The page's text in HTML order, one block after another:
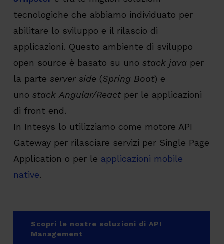
tecnologiche che abbiamo individuato per
abilitare lo sviluppo e il rilascio di
applicazioni. Questo ambiente di sviluppo
open source è basato su uno stack javaper
la parte server side (Spring Boot) e
uno stack Angular/React per le applicazioni
di front end.
In Intesys lo utilizziamo come motore API
Gateway per rilasciare servizi per Single Page
Application o per le applicazioni mobile
native.
Scopri le nostre soluzioni di API
Management